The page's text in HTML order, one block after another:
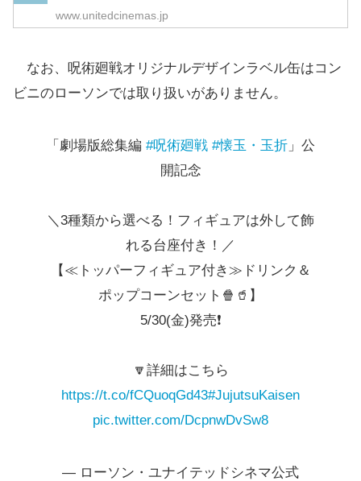
www.unitedcinemas.jp
なお、呪術廻戦オリジナルデザインラベル缶はコン
ビニのローソンでは取り扱いがありません。
「劇場版総集編 #呪術廻戦 #懐玉・玉折 」公
開記念
＼3種類から選べる！フィギュアは外して飾
れる台座付き！／
【≪トッパーフィギュア付き≫ドリンク＆
ポップコーンセット🍿🥤】
5/30(金)発売❗
🔽詳細はこちら
https://t.co/fCQuoqGd43#JujutsuKaisen
pic.twitter.com/DcpnwDvSw8
— ローソン・ユナイテッドシネマ公式